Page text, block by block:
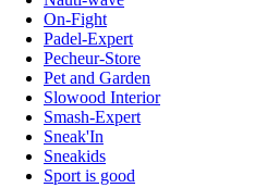
On-Fight
Padel-Expert
Pecheur-Store
Pet and Garden
Slowood Interior
Smash-Expert
Sneak'In
Sneakids
Sport is good